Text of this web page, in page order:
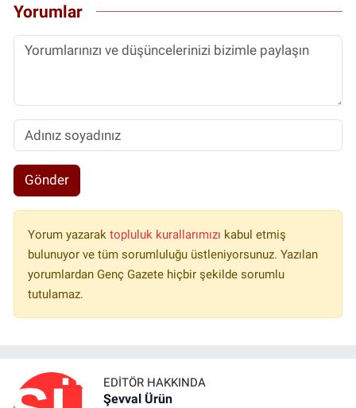
Yorumlar
Gönder
Yorum yazarak topluluk kurallarımızı kabul etmiş
bulunuyor ve tüm sorumluluğu üstleniyorsunuz. Yazılan
yorumlardan Genç Gazete hiçbir şekilde sorumlu
tutulamaz.
EDITÖR HAKKINDA
Şevval Ürün